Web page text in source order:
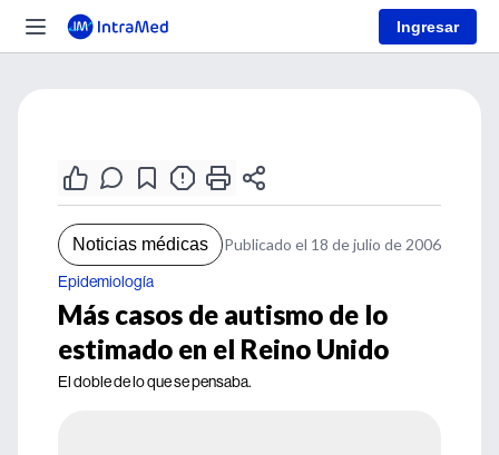
Ingresar
Noticias médicas Publicado el 18 de julio de 2006
Epidemiología
Más casos de autismo de lo
estimado en el Reino Unido
El doble de lo que se pensaba.